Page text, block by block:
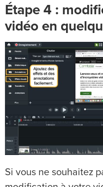
Étape 4 :
vidéo en
Si vous ne souhaitez